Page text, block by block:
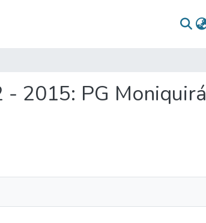
- 2015: PG Moniquirá